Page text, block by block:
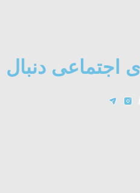
اجتماعی دنبال